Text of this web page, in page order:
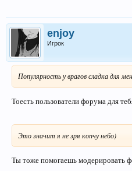
enjoy
Игрок
Популярность у врагов сладка для
Тоесть пользователи форума для
Это значит я не зря копчу небо)
Ты тоже помогаешь модерировать